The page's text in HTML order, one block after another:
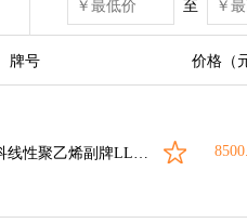
至
牌号 价格（
赛科线性聚乙烯副牌LLZE